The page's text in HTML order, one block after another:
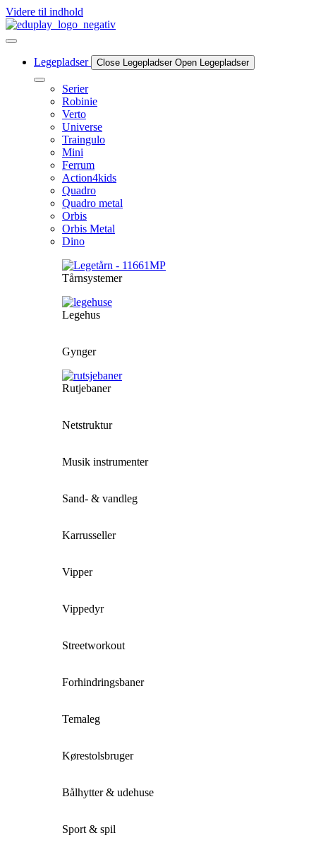
Videre til indhold
Legepladser Close Legepladser Open Legepladser
Serier
Robinie
Verto
Universe
Traingulo
Mini
Ferrum
Action4kids
Quadro
Quadro metal
Orbis
Orbis Metal
Dino
Tårnsystemer
Legehus
Gynger
Rutjebaner
Netstruktur
Musik instrumenter
Sand- & vandleg
Karrusseller
Vipper
Vippedyr
Streetworkout
Forhindringsbaner
Temaleg
Kørestolsbruger
Bålhytter & udehuse
Sport & spil